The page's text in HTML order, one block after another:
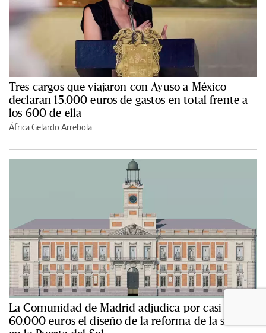
Tres cargos que viajaron con Ayuso a México
declaran 15.000 euros de gastos en total frente a
los 600 de ella
África Gelardo Arrebola
La Comunidad de Madrid adjudica por casi
60.000 euros el diseño de la reforma de la sede